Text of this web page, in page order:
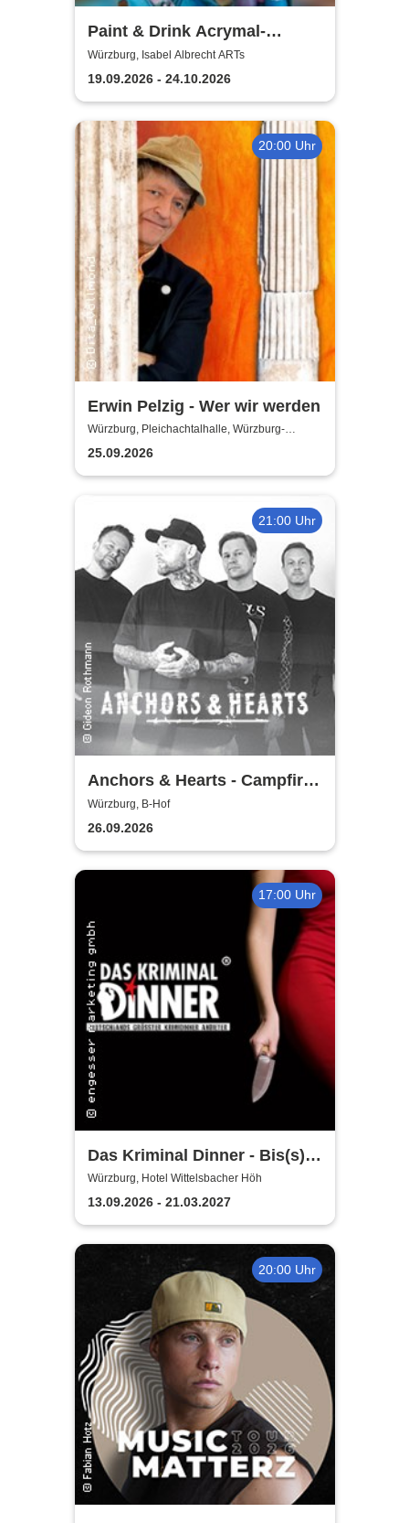
Paint & Drink Acrymal-
Workshop | Isabel Albrecht
ARTs
Würzburg, Isabel Albrecht ARTs
19.09.2026 - 24.10.2026
20:00 Uhr
Erwin Pelzig - Wer wir werden
Würzburg, Pleichachtalhalle, Würzburg-
Versbach
25.09.2026
21:00 Uhr
Anchors & Hearts - Campfire
Chronicles Tour 2026
Würzburg, B-Hof
26.09.2026
17:00 Uhr
Das Kriminal Dinner - Bis(s)
zum letzten Zug
Würzburg, Hotel Wittelsbacher Höh
13.09.2026 - 21.03.2027
20:00 Uhr